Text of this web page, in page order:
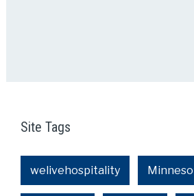
Site Tags
welivehospitality